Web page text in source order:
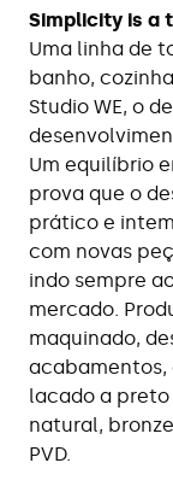
Simplicity is a
Uma linha de
banho,
Studio WE, o
Um equilíbrio
prova que o
prático e
com novas
indo sempre
mercado.
maquinado,
acabamentos,
lacado a
natural,
PVD.